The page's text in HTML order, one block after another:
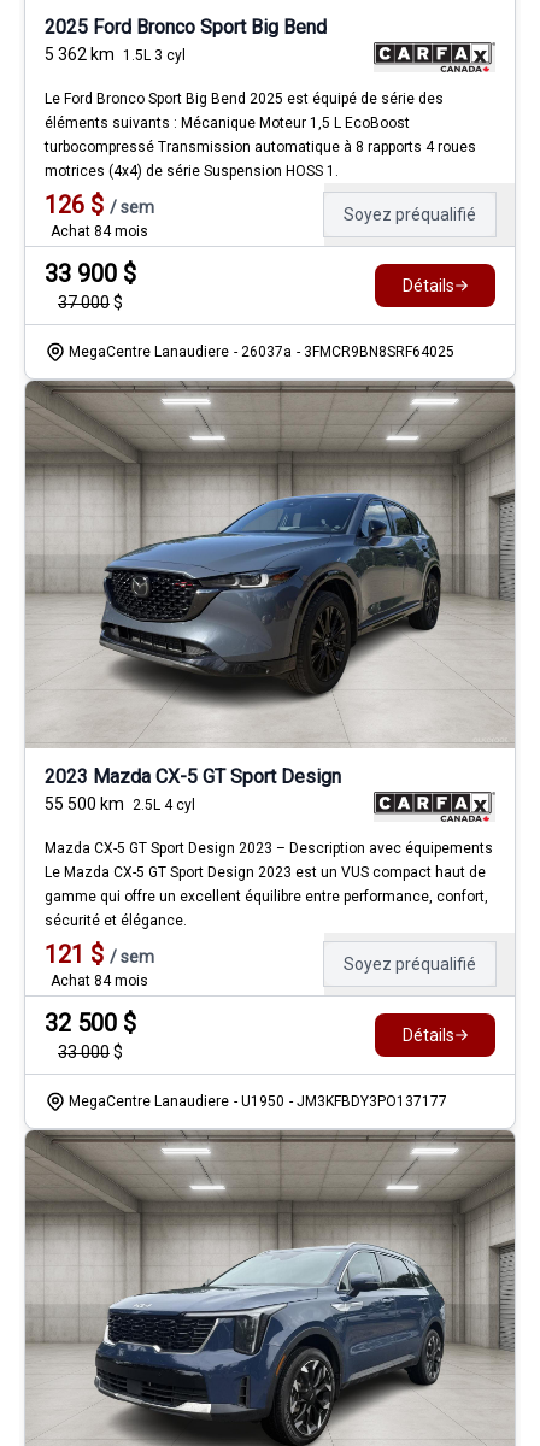
2025 Ford Bronco Sport Big Bend
5 362 km 1.5L 3 cyl
Le Ford Bronco Sport Big Bend 2025 est équipé de série des
éléments suivants : Mécanique Moteur 1,5 L EcoBoost
turbocompressé Transmission automatique à 8 rapports 4 roues
motrices (4x4) de série Suspension HOSS 1.
126 $ /sem
Achat 84 mois
Soyez préqualifié
33 900 $
37 000$
Détails
MegaCentre Lanaudiere - 26037a - 3FMCR9BN8SRF64025
2023 Mazda CX-5 GT Sport Design
55 500 km 2.5L 4 cyl
Mazda CX-5 GT Sport Design 2023 – Description avec équipements
Le Mazda CX-5 GT Sport Design 2023 est un VUS compact haut de
gamme qui offre un excellent équilibre entre performance, confort,
sécurité et élégance.
121 $ /sem
Achat 84 mois
Soyez préqualifié
32 500 $
33 000$
Détails
MegaCentre Lanaudiere - U1950 - JM3KFBDY3PO137177